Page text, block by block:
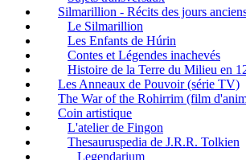
Silmarillion - Récits des jours
Le Silmarillion
Les Enfants de Húrin
Contes et Légendes inachevés
Histoire de la Terre du Milieu en
Les Anneaux de Pouvoir (série TV)
The War of the Rohirrim (film
Coin artistique
L'atelier de Fingon
Thesauruspedia de J.R.R. Tolkien
Legendarium